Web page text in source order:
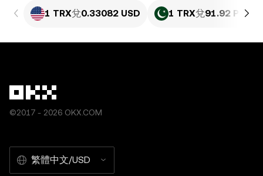
1 TRX兌0.33082 USD 1 TRX兌91.92 PKR
©2017 - 2026 OKX.COM
繁體中文/USD